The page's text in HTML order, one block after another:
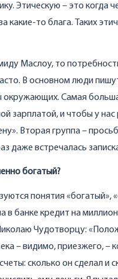
Этическую – это когда
какие-то блага. Таких
Маслоу, то
В основном люди
окружающих. Самая
зарплатой, и чтобы у
Вторая группа –
даже встречалась
богатый?
понятия
в банке кредит на
Чудотворцу:
– видимо, приезжего, –
сколько он сделал и